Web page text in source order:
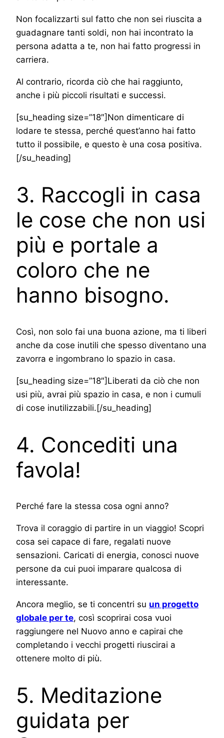
Non focalizzarti sul fatto che non sei riuscita a
guadagnare tanti soldi, non hai incontrato la
persona adatta a te, non hai fatto progressi in
carriera.
Al contrario, ricorda ciò che hai raggiunto,
anche i più piccoli risultati e successi.
[su_heading size=”18″]Non dimenticare di
lodare te stessa, perché quest’anno hai fatto
tutto il possibile, e questo è una cosa positiva.
[/su_heading]
3. Raccogli in casa
le cose che non usi
più e portale a
coloro che ne
hanno bisogno.
Così, non solo fai una buona azione, ma ti liberi
anche da cose inutili che spesso diventano una
zavorra e ingombrano lo spazio in casa.
[su_heading size=”18″]Liberati da ciò che non
usi più, avrai più spazio in casa, e non i cumuli
di cose inutilizzabili.[/su_heading]
4. Concediti una
favola!
Perché fare la stessa cosa ogni anno?
Trova il coraggio di partire in un viaggio! Scopri
cosa sei capace di fare, regalati nuove
sensazioni. Caricati di energia, conosci nuove
persone da cui puoi imparare qualcosa di
interessante.
Ancora meglio, se ti concentri su un progetto
globale per te, così scoprirai cosa vuoi
raggiungere nel Nuovo anno e capirai che
completando i vecchi progetti riuscirai a
ottenere molto di più.
5. Meditazione
guidata per